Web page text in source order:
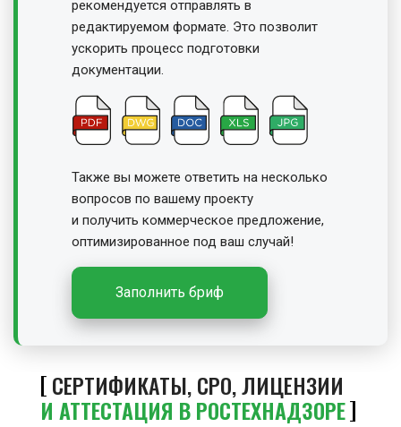
рекомендуется отправлять в
редактируемом формате. Это позволит
ускорить процесс подготовки
документации.
Также вы можете ответить на несколько
вопросов по вашему проекту
и получить коммерческое предложение,
оптимизированное под ваш случай!
Заполнить бриф
СЕРТИФИКАТЫ, СРО, ЛИЦЕНЗИИ
И АТТЕСТАЦИЯ В РОСТЕХНАДЗОРЕ